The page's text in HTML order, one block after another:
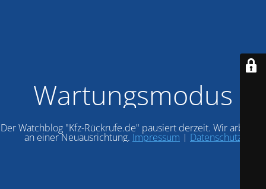
Wartungsmodus
Der Watchblog "Kfz-Rückrufe.de" pausiert derzeit. Wir arbeiten
an einer Neuausrichtung. Impressum | Datenschutz